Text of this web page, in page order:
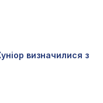
визначилися з